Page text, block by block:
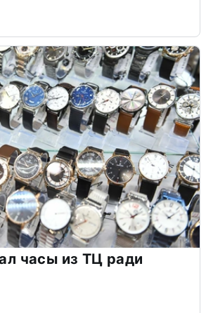
часы из ТЦ ради